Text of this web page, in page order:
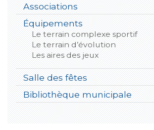
Associations
Équipements
Le terrain complexe sportif
Le terrain d’évolution
Les aires des jeux
Salle des fêtes
Bibliothèque municipale